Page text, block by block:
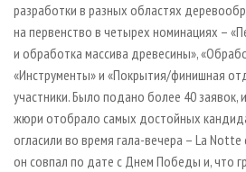
разработки в разных областях
на первенство в четырех номинациях –
и обработка массива древесины»,
«Инструменты» и «Покрытия/финишная
участники. Было подано более 40 заявок,
жюри отобрало самых достойных
огласили во время гала-вечера – La
он совпал по дате с Днем Победы и, что